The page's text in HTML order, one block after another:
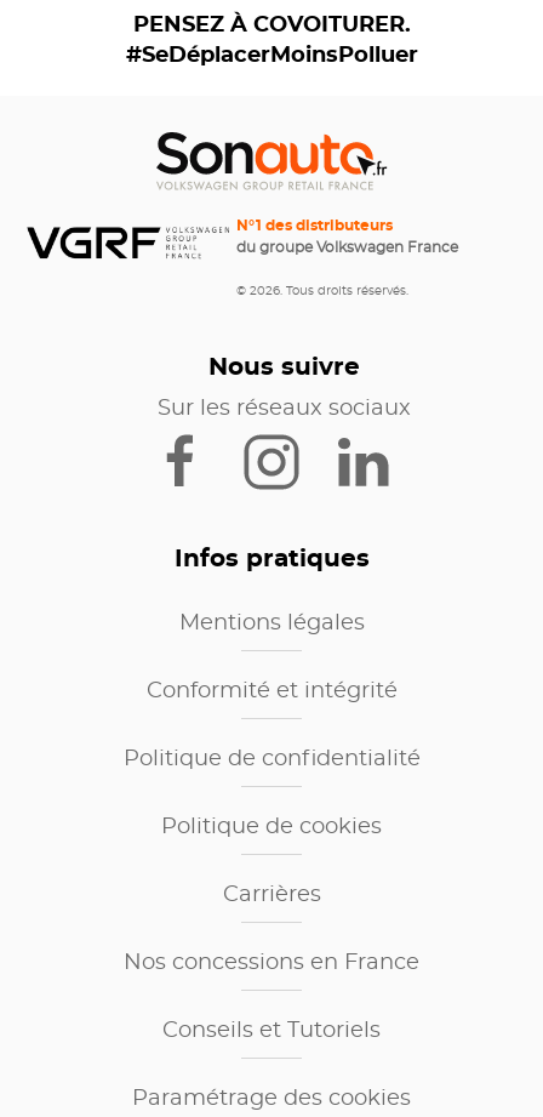
PENSEZ À COVOITURER.
#SeDéplacerMoinsPolluer
N°1 des distributeurs
du groupe Volkswagen France
© 2026. Tous droits réservés.
Nous suivre
Sur les réseaux sociaux
Infos pratiques
Mentions légales
Conformité et intégrité
Politique de confidentialité
Politique de cookies
Carrières
Nos concessions en France
Conseils et Tutoriels
Paramétrage des cookies